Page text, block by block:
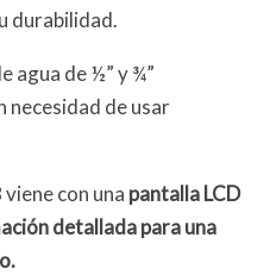
durabilidad.
agua de ½” y ¾”
necesidad de usar
con una pantalla LCD
detallada para una